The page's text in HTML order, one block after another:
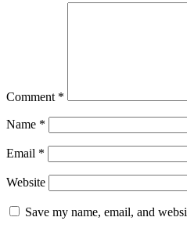
Comment *
Name *
Email *
Website
Save my name, email, and